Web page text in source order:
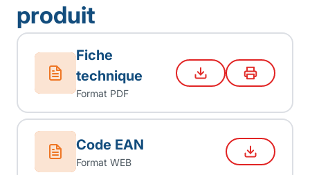
produit
Fiche
technique
Format PDF
Code EAN
Format WEB